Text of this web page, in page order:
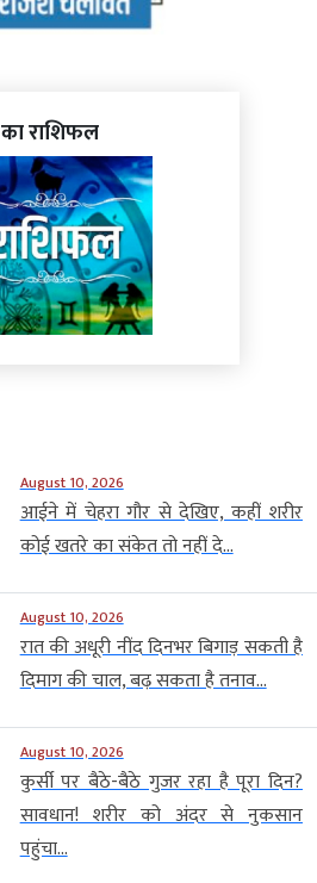
का राशिफल
August 10, 2026
आईने में चेहरा गौर से देखिए, कहीं शरीर
कोई खतरे का संकेत तो नहीं दे...
August 10, 2026
रात की अधूरी नींद दिनभर बिगाड़ सकती है
दिमाग की चाल, बढ़ सकता है तनाव...
August 10, 2026
कुर्सी पर बैठे-बैठे गुजर रहा है पूरा दिन?
सावधान! शरीर को अंदर से नुकसान
पहुंचा...